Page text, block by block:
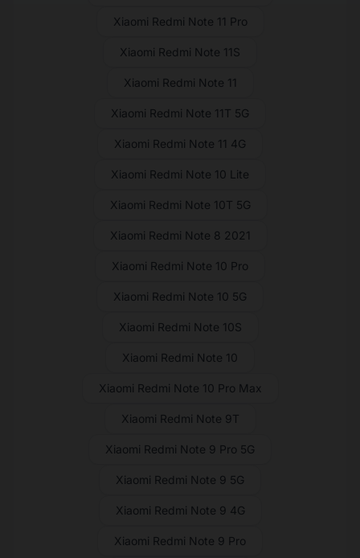
Xiaomi Redmi Note 11 Pro
Xiaomi Redmi Note 11S
Xiaomi Redmi Note 11
Xiaomi Redmi Note 11T 5G
Xiaomi Redmi Note 11 4G
Xiaomi Redmi Note 10 Lite
Xiaomi Redmi Note 10T 5G
Xiaomi Redmi Note 8 2021
Xiaomi Redmi Note 10 Pro
Xiaomi Redmi Note 10 5G
Xiaomi Redmi Note 10S
Xiaomi Redmi Note 10
Xiaomi Redmi Note 10 Pro Max
Xiaomi Redmi Note 9T
Xiaomi Redmi Note 9 Pro 5G
Xiaomi Redmi Note 9 5G
Xiaomi Redmi Note 9 4G
Xiaomi Redmi Note 9 Pro